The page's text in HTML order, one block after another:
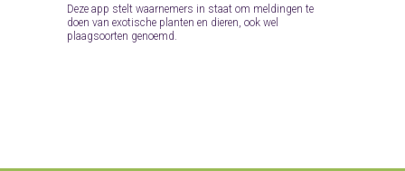
Deze app stelt waarnemers in staat om meldingen te
doen van exotische planten en dieren, ook wel
plaagsoorten genoemd.